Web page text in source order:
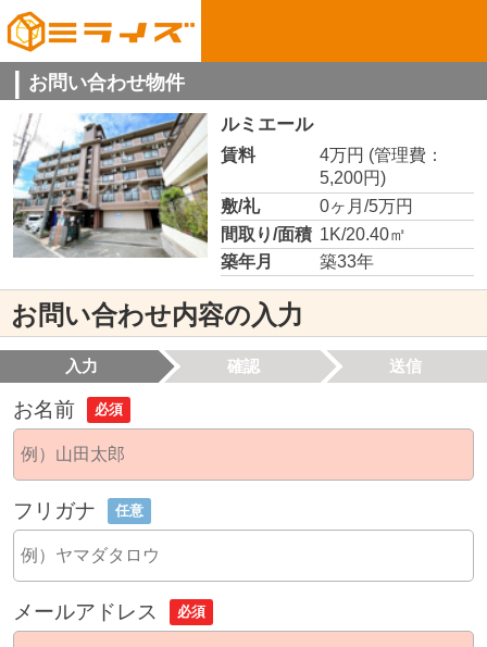
お問い合わせ物件
ルミエール
賃料 4万円 (管理費：
5,200円)
敷/礼
0ヶ月/5万円
間取り/面積 1K/20.40㎡
築年月
築33年
お問い合わせ内容の入力
入力 確認 送信
お名前 必須
フリガナ 任意
メールアドレス 必須